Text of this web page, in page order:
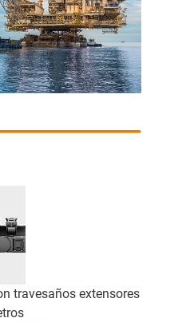
travesaños extensores